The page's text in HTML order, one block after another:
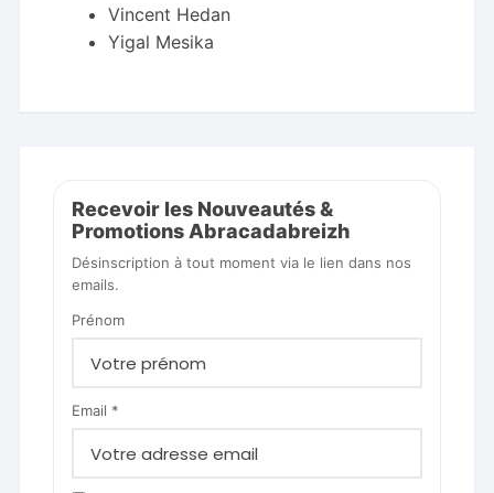
Vincent Hedan
Yigal Mesika
Recevoir les Nouveautés &
Promotions Abracadabreizh
Désinscription à tout moment via le lien dans nos
emails.
Prénom
Email *